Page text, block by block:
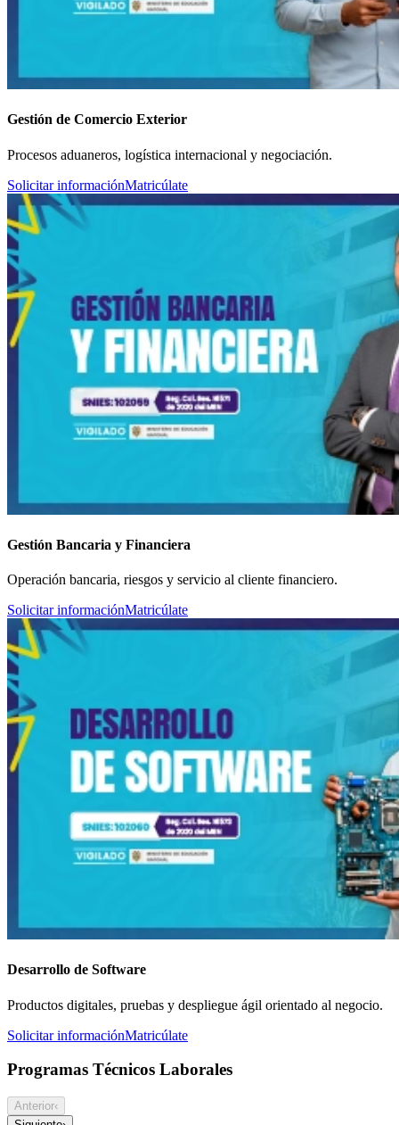
Gestión de Comercio Exterior
Procesos aduaneros, logística internacional y negociación.
Solicitar informaciónMatricúlate
Gestión Bancaria y Financiera
Operación bancaria, riesgos y servicio al cliente financiero.
Solicitar informaciónMatricúlate
Desarrollo de Software
Productos digitales, pruebas y despliegue ágil orientado al negocio.
Solicitar informaciónMatricúlate
Programas Técnicos Laborales
Anterior‹